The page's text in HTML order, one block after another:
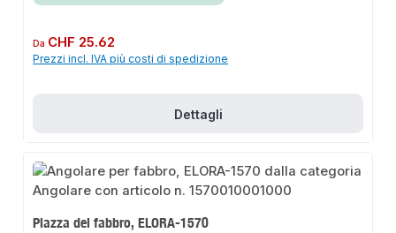
Prezzo normale:
Da CHF 25.62
Prezzi incl. IVA più costi di spedizione
Dettagli
Piazza del fabbro, ELORA-1570